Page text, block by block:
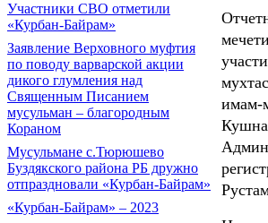
Участники СВО отметили
«Курбан-Байрам»
Заявление Верховного муфтия
по поводу варварской акции
дикого глумления над
Священным Писанием
мусульман – благородным
Кораном
Мусульмане с.Тюрюшево
Буздякского района РБ дружно
отпраздновали «Курбан-Байрам»
«Курбан-Байрам» – 2023